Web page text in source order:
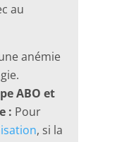
au
anémie
ABO et
: Pour
, si la